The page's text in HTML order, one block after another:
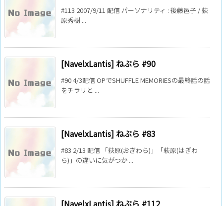
#113 2007/9/11 配信 パーソナリティ : 後藤邑子 / 荻
原秀樹 ...
[NavelxLantis] ねぶら #90
#90 4/3配信 OPでSHUFFLE MEMORIESの最終話の話
をチラリと ...
[NavelxLantis] ねぶら #83
#83 2/13 配信 「荻原(おぎわら)」「萩原(はぎわ
ら)」の違いに気がつか ...
[NavelxLantis] ねぶら #112